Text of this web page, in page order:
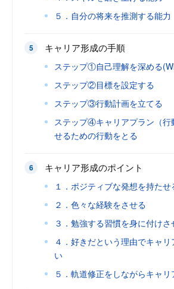
５．自分の将来を推測する能力
キャリア形成の手順
ステップ①自己理解を深める
ステップ②目標を設定する
ステップ③行動計画を立てる
ステップ④キャリアプラン（行
せるための行動をとる
キャリア形成のポイント
１．ポジティブな発想を持たせ
２．色々な経験をさせる
３．勉強する習慣を身に付けさ
４．好きだという理由でキャ
い
５．軌道修正をしながらキャリ